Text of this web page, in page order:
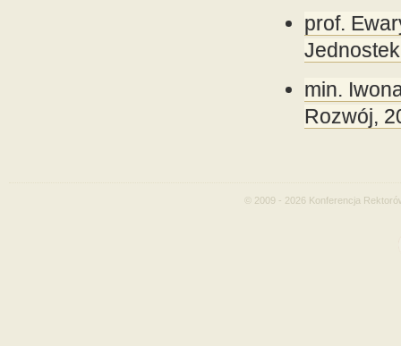
prof.
min.
Rozwój,
© 2009 - 2026 Konferencja